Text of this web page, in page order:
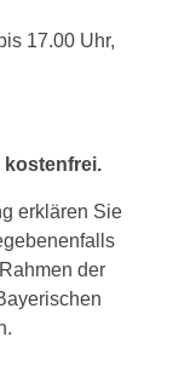
17.00 Uhr,
kostenfrei.
erklären Sie
der